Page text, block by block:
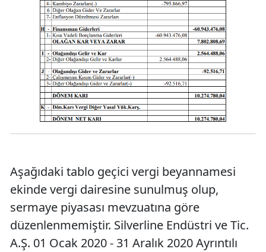
Aşağıdaki tablo geçici vergi beyannamesi
ekinde vergi dairesine sunulmuş olup,
sermaye piyasası mevzuatına göre
düzenlenmemiştir. Silverline Endüstri ve Tic.
A.Ş. 01 Ocak 2020 - 31 Aralık 2020 Ayrıntılı